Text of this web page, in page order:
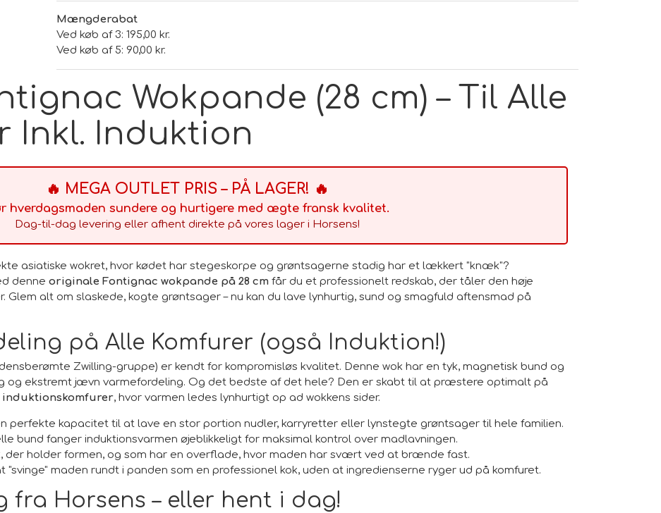
Mængderabat
Ved køb af 3: 195,00 kr.
Ved køb af 5: 90,00 kr.
Wokpande (28 cm) – Til Alle
Inkl. Induktion
🔥 MEGA OUTLET PRIS – PÅ LAGER! 🔥
hverdagsmaden sundere og hurtigere med ægte fransk kvalitet.
Dag-til-dag levering eller afhent direkte på vores lager i Horsens!
asiatiske wokret, hvor kødet har stegeskorpe og grøntsagerne stadig har et lækkert "knæk"?
denne originale Fontignac wokpande på 28 cm får du et professionelt redskab, der tåler den høje
alt om slaskede, kogte grøntsager – nu kan du lave lynhurtig, sund og smagfuld aftensmad på
på Alle Komfurer (også Induktion!)
Zwilling-gruppe) er kendt for kompromisløs kvalitet. Denne wok har en tyk, magnetisk bund og
og ekstremt jævn varmefordeling. Og det bedste af det hele? Den er skabt til at præstere optimalt på
, hvor varmen ledes lynhurtigt op ad wokkens sider.
perfekte kapacitet til at lave en stor portion nudler, karryretter eller lynstegte grøntsager til hele familien.
bund fanger induktionsvarmen øjeblikkeligt for maksimal kontrol over madlavningen.
der holder formen, og som har en overflade, hvor maden har svært ved at brænde fast.
"svinge" maden rundt i panden som en professionel kok, uden at ingredienserne ryger ud på komfuret.
fra Horsens – eller hent i dag!